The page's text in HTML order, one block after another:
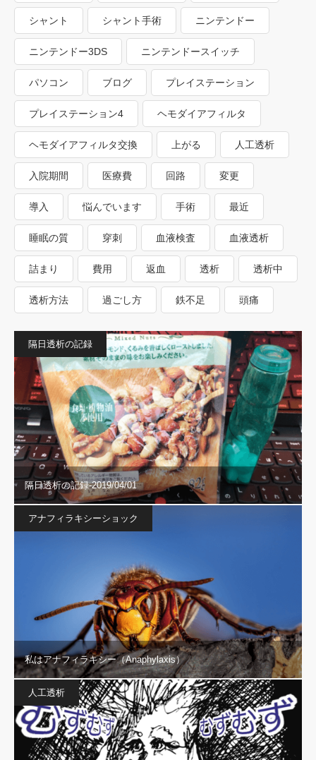
シャント シャント手術 ニンテンドー
ニンテンドー3DS ニンテンドースイッチ
パソコン ブログ プレイステーション
プレイステーション4 ヘモダイアフィルタ
ヘモダイアフィルタ交換 上がる 人工透析
入院期間 医療費 回路 変更
導入 悩んでいます 手術 最近
睡眠の質 穿刺 血液検査 血液透析
詰まり 費用 返血 透析 透析中
透析方法 過ごし方 鉄不足 頭痛
隔日透析の記録
隔日透析の記録-2019/04/01
アナフィラキシーショック
私はアナフィラキシー（Anaphylaxis）
人工透析